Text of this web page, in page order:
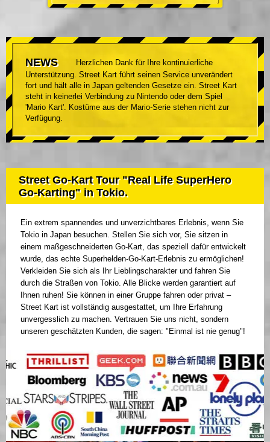
NEWS
Herzlichen Dank für Ihre kontinuierliche
Unterstützung. Street Kart führt seinen Service unverändert
fort und hält alle in Japan geltenden Gesetze ein. Street Kart
steht in keinerlei Verbindung zu Nintendo oder dem Spiel
'Mario Kart'. Kostüme aus der Mario-Serie stehen nicht zur
Verfügung.
Street Go-Kart Tour "Real Life SuperHero
Go-Karting" in Tokio.
Ein extrem spannendes und unverzichtbares Erlebnis, wenn Sie
Tokio in Japan besuchen. Stellen Sie sich vor, Sie sitzen in
einem maßgeschneiderten Go-Kart, das speziell dafür entwickelt
wurde, das echte Superhelden-Go-Kart-Erlebnis zu ermöglichen!
Verkleiden Sie sich als Ihr Lieblingscharakter und fahren Sie
durch die Straßen von Tokio. Alle Blicke werden garantiert auf
Ihnen ruhen! Sie können in einer Gruppe fahren oder privat –
Street Kart ist vollständig ausgestattet, um Ihre Erfahrung
unvergesslich zu machen. Vertrauen Sie uns nicht, sondern
unseren geschätzten Kunden, die sagen: "Einmal ist nie genug"!